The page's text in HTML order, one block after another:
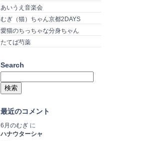
あいうえ音楽会
むぎ（猫）ちゃん京都2DAYS
愛猫のちっちゃな分身ちゃん
たてば芍薬
Search
索:
最近のコメント
6月のむぎ に
ハナウターシャ